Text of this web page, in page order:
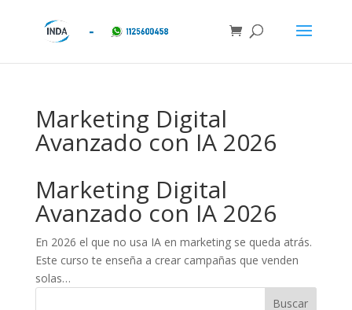
Marketing Digital
Avanzado con IA 2026
Marketing Digital
Avanzado con IA 2026
En 2026 el que no usa IA en marketing se queda atrás.
Este curso te enseña a crear campañas que venden
solas…
Buscar